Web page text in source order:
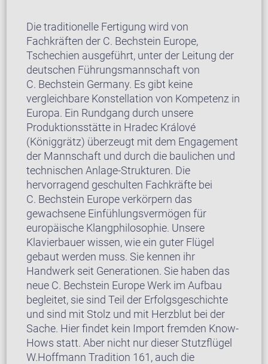
Die traditionelle Fertigung wird von
Fachkräften der C. Bechstein Europe,
Tschechien ausgeführt, unter der Leitung der
deutschen Führungsmannschaft von
C. Bechstein Germany. Es gibt keine
vergleichbare Konstellation von Kompetenz in
Europa. Ein Rundgang durch unsere
Produktionsstätte in Hradec Králové
(Königgrätz) überzeugt mit dem Engagement
der Mannschaft und durch die baulichen und
technischen Anlage-Strukturen. Die
hervorragend geschulten Fachkräfte bei
C. Bechstein Europe verkörpern das
gewachsene Einfühlungsvermögen für
europäische Klangphilosophie. Unsere
Klavierbauer wissen, wie ein guter Flügel
gebaut werden muss. Sie kennen ihr
Handwerk seit Generationen. Sie haben das
neue C. Bechstein Europe Werk im Aufbau
begleitet, sie sind Teil der Erfolgsgeschichte
und sind mit Stolz und mit Herzblut bei der
Sache. Hier findet kein Import fremden Know-
Hows statt. Aber nicht nur dieser Stutzflügel
W.Hoffmann Tradition 161, auch die